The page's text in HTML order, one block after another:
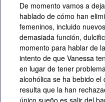
De momento vamos a
hablado de cómo han
femeninos, incluido
demasiada función,
momento para hablar de
intento de que Vanessa
en lugar de tener
alcohólica se ha bebido
resulta que la han